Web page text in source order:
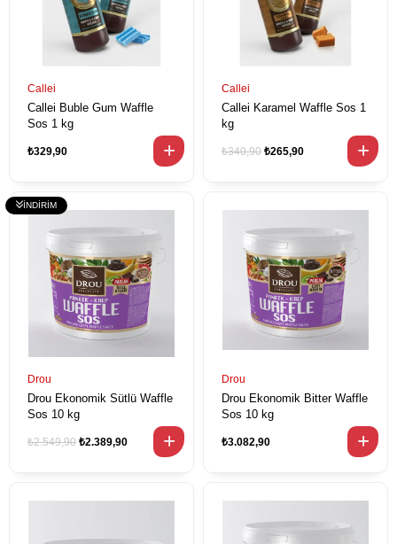
Callei
Callei Buble Gum Waffle
Sos 1 kg
₺329,90
Callei
Callei Karamel Waffle Sos 1
kg
₺265,90
₺340,90
Drou
Drou Ekonomik Sütlü Waffle
Sos 10 kg
₺2.389,90
₺2.549,90
Drou
Drou Ekonomik Bitter Waffle
Sos 10 kg
₺3.082,90